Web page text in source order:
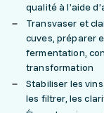
qualité à l’aide
Transvaser et
cuves, préparer
fermentation,
transformation
Stabiliser les
les filtrer, les